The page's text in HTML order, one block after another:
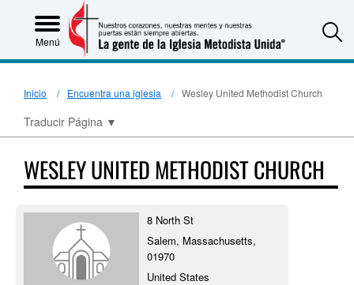
Menú
Inicio Encuentra una iglesia Wesley United Methodist Church
Traducir Página ▼
WESLEY UNITED METHODIST CHURCH
8 North St
Salem, Massachusetts,
01970
United States